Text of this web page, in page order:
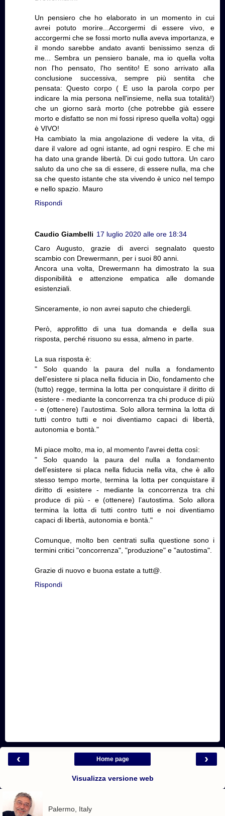
Un pensiero che ho elaborato in un momento in cui
avrei potuto morire...Accorgermi di essere vivo, e
accorgermi che se fossi morto nulla aveva importanza, e
il mondo sarebbe andato avanti benissimo senza di
me... Sembra un pensiero banale, ma io quella volta
non l'ho pensato, l'ho sentito! E sono arrivato alla
conclusione successiva, sempre più sentita che
pensata: Questo corpo ( E uso la parola corpo per
indicare la mia persona nell'insieme, nella sua totalità!)
che un giorno sarà morto (che potrebbe già essere
morto e disfatto se non mi fossi ripreso quella volta) oggi
è VIVO!
Ha cambiato la mia angolazione di vedere la vita, di
dare il valore ad ogni istante, ad ogni respiro. E che mi
ha dato una grande libertà. Di cui godo tuttora. Un caro
saluto da uno che sa di essere, di essere nulla, ma che
sa che questo istante che sta vivendo è unico nel tempo
e nello spazio. Mauro
Rispondi
Caudio Giambelli 17 luglio 2020 alle ore 18:34
Caro Augusto, grazie di averci segnalato questo
scambio con Drewermann, per i suoi 80 anni.
Ancora una volta, Drewermann ha dimostrato la sua
disponibilità e attenzione empatica alle domande
esistenziali.
Sinceramente, io non avrei saputo che chiedergli.
Però, approfitto di una tua domanda e della sua
risposta, perché risuono su essa, almeno in parte.
La sua risposta è:
" Solo quando la paura del nulla a fondamento
dell’esistere si placa nella fiducia in Dio, fondamento che
(tutto) regge, termina la lotta per conquistare il diritto di
esistere - mediante la concorrenza tra chi produce di più
- e (ottenere) l’autostima. Solo allora termina la lotta di
tutti contro tutti e noi diventiamo capaci di libertà,
autonomia e bontà."
Mi piace molto, ma io, al momento l'avrei detta così:
" Solo quando la paura del nulla a fondamento
dell’esistere si placa nella fiducia nella vita, che è allo
stesso tempo morte, termina la lotta per conquistare il
diritto di esistere - mediante la concorrenza tra chi
produce di più - e (ottenere) l’autostima. Solo allora
termina la lotta di tutti contro tutti e noi diventiamo
capaci di libertà, autonomia e bontà."
Comunque, molto ben centrati sulla questione sono i
termini critici "concorrenza", "produzione" e "autostima".
Grazie di nuovo e buona estate a tutt@.
Rispondi
‹ ›
Home page
Visualizza versione web
Palermo, Italy